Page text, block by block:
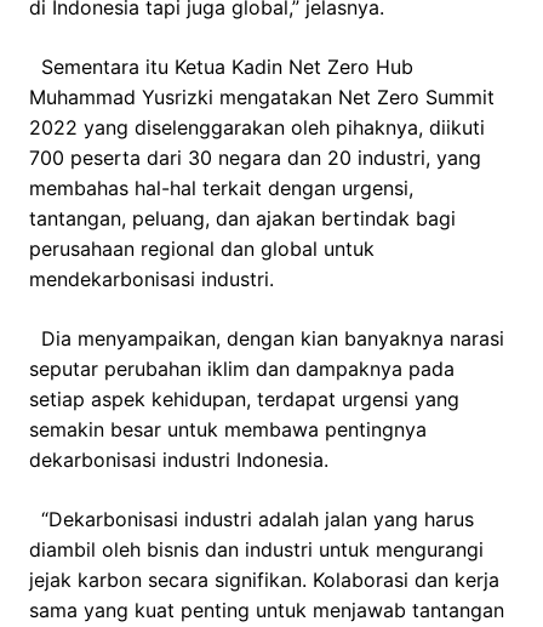
di Indonesia tapi juga global,” jelasnya.
Sementara itu Ketua Kadin Net Zero Hub
Muhammad Yusrizki mengatakan Net Zero Summit
2022 yang diselenggarakan oleh pihaknya, diikuti
700 peserta dari 30 negara dan 20 industri, yang
membahas hal-hal terkait dengan urgensi,
tantangan, peluang, dan ajakan bertindak bagi
perusahaan regional dan global untuk
mendekarbonisasi industri.
Dia menyampaikan, dengan kian banyaknya narasi
seputar perubahan iklim dan dampaknya pada
setiap aspek kehidupan, terdapat urgensi yang
semakin besar untuk membawa pentingnya
dekarbonisasi industri Indonesia.
“Dekarbonisasi industri adalah jalan yang harus
diambil oleh bisnis dan industri untuk mengurangi
jejak karbon secara signifikan. Kolaborasi dan kerja
sama yang kuat penting untuk menjawab tantangan